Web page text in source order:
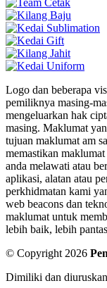
Logo dan beberapa
pemiliknya masing-
mengeluarkan hak
masing. Maklumat
tujuan maklumat am
memastikan
anda melawati atau
aplikasi, alatan atau
perkhidmatan kami
web beacons dan
maklumat untuk
lebih baik, lebih
© Copyright 2026
Dimiliki dan